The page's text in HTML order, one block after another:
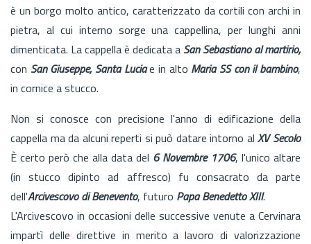
è un borgo molto antico, caratterizzato da cortili con archi in
pietra, al cui interno sorge una cappellina, per lunghi anni
dimenticata. La cappella è dedicata a San Sebastiano al martirio,
con San Giuseppe, Santa Luciae in alto Maria SS con il bambino,
in cornice a stucco.
Non si conosce con precisione l'anno di edificazione della
cappella ma da alcuni reperti si può datare intorno alXV Secolo
È certo però che alla data del 6 Novembre 1706, l'unico altare
(in stucco dipinto ad affresco) fu consacrato da parte
dell'Arcivescovo di Benevento, futuro Papa Benedetto XIII.
L'Arcivescovo in occasioni delle successive venute a Cervinara
impartì delle direttive in merito a lavoro di valorizzazione